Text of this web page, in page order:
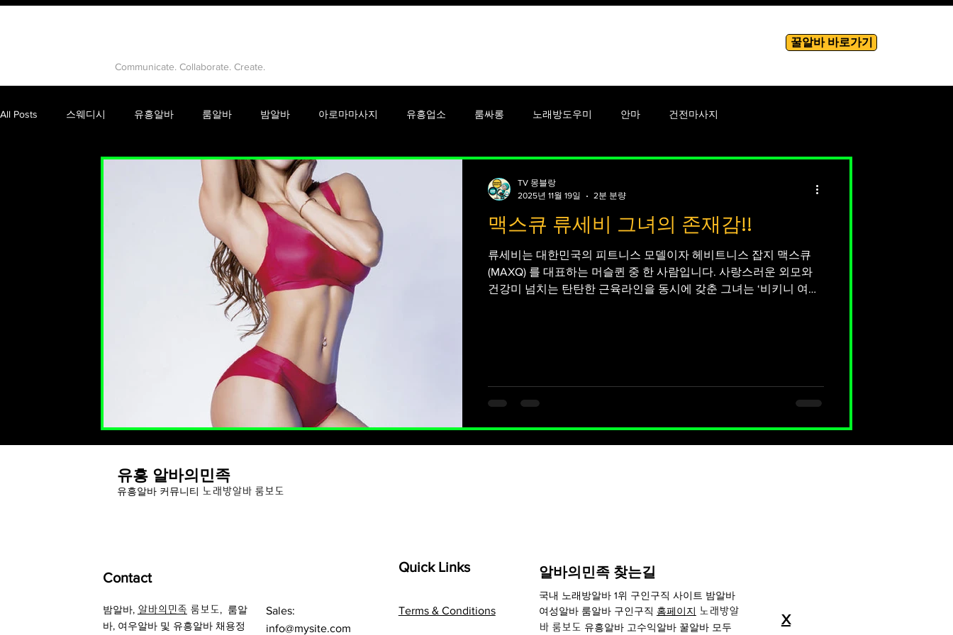
Communicate. Collaborate. Create.
꿀알바 바로가기
All Posts 스웨디시 유흥알바 룸알바 밤알바 아로마마사지 유흥업소 룸싸롱 노래방도우미 안마 건전마사지
강남룸알바 유흥 룸싸롱알바
테라피마사지 스웨디시알바 맥스큐 여성잡지 여성들 여성남성
맥스큐 류세비 그녀의 존재감!!
류세비는 대한민국의 피트니스 모델이자 헤비트니스 잡지 맥스큐
(MAXQ) 를 대표하는 머슬퀸 중 한 사람입니다. 사랑스러운 외모와
건강미 넘치는 탄탄한 근육라인을 동시에 갖춘 그녀는 ‘비키니 여
에서 스포츠모델 여자 그랑프리 를 수상하며 주목받기 시작했습니
다. 국제 대회 참가 그녀는 머슬마니아 세계대회에도 출전한 바 있는
데, 특히 비키니 쇼트 부문과 스포츠모델 부문에서 괜찮은 순위를 기
TV 몽블랑
2025년 11월 19일
2분 분량
유흥 알바의민족
유흥알바 커뮤니티 노래방알바 룸보도
Contact
밤알바, 알바의민족 룸보도 , 룸알
바, 여우알바 및 유흥알바 채용정
Sales:
info@mysite.com
Quick Links
Terms & Conditions
​알바의민족 찾는길
국내 노래방알바1위 구인구직 사이트 밤알바
여성알바 룸알바 구인구직 홈페이지 노래방알
바 룸보도 유흥알바고수익알바 꿀알바 모두 X